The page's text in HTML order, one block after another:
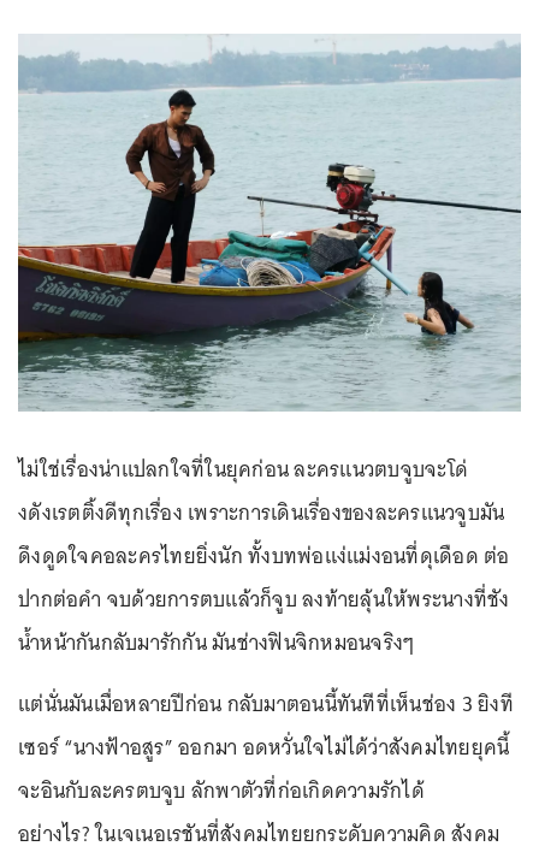
ไม่ใช่เรื่องน่าแปลกใจที่ในยุคก่อน ละครแนวตบจูบจะโด่
งดังเรตติ้งดีทุกเรื่อง เพราะการเดินเรื่องของละครแนวจูบมัน
ดึงดูดใจคอละครไทยยิ่งนัก ทั้งบทพ่อแง่แม่งอนที่ดุเดือด ต่อ
ปากต่อคำ จบด้วยการตบแล้วก็จูบ ลงท้ายลุ้นให้พระนางที่ชัง
น้ำหน้ากันกลับมารักกัน มันช่างฟินจิกหมอนจริงๆ
แต่นั่นมันเมื่อหลายปีก่อน กลับมาตอนนี้ทันทีที่เห็นช่อง 3 ยิงที
เซอร์ “นางฟ้าอสูร” ออกมา อดหวั่นใจไม่ได้ว่าสังคมไทยยุคนี้
จะอินกับละครตบจูบ ลักพาตัวที่ก่อเกิดความรักได้
อย่างไร? ในเจเนอเรชันที่สังคมไทยยกระดับความคิด สังคม